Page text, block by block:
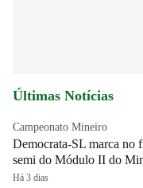
Últimas Notícias
Campeonato Mineiro
Democrata-SL marca no
semi do Módulo II do
Há 3 dias